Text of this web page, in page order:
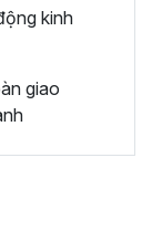
kinh
giao